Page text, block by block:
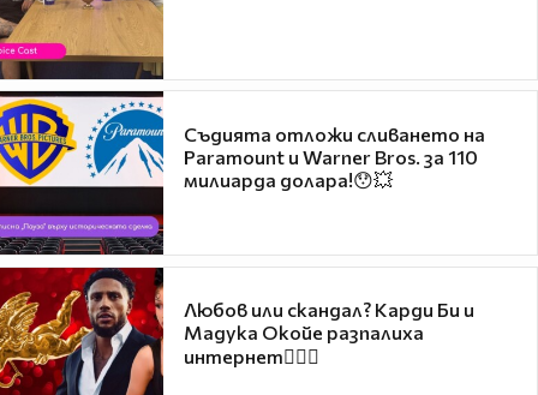
Съдията отложи сливането на
Paramount и Warner Bros. за 110
милиарда долара!😯💥
Любов или скандал? Карди Би и
Мадука Окойе разпалиха
интернет❤️‍🔥🔥